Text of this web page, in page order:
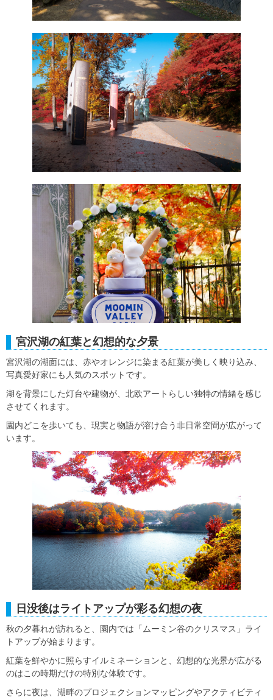
宮沢湖の紅葉と幻想的な夕景
宮沢湖の湖面には、赤やオレンジに染まる紅葉が美しく映り込み、
写真愛好家にも人気のスポットです。
湖を背景にした灯台や建物が、北欧アートらしい独特の情緒を感じ
させてくれます。
園内どこを歩いても、現実と物語が溶け合う非日常空間が広がって
います。
日没後はライトアップが彩る幻想の夜
秋の夕暮れが訪れると、園内では「ムーミン谷のクリスマス」ライ
トアップが始まります。
紅葉を鮮やかに照らすイルミネーションと、幻想的な光景が広がる
のはこの時期だけの特別な体験です。
さらに夜は、湖畔のプロジェクションマッピングやアクティビティ